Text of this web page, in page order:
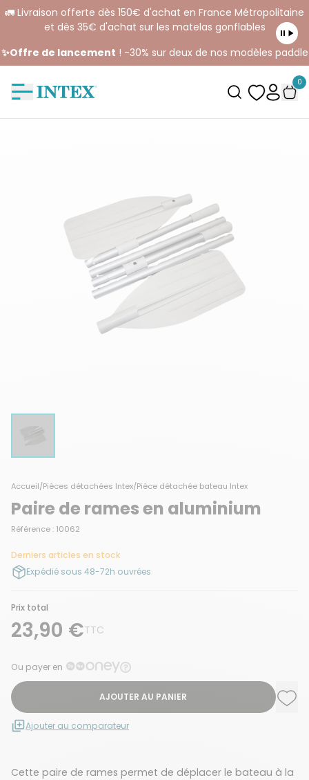
🚛 Livraison offerte dès 150€ d'achat en France Métropolitaine
et dès 35€ d'achat sur les matelas gonflables
✨Offre de lancement ! -30% sur deux de nos modèles paddle
0
Accueil/Pièces détachées Intex/Pièce détachée bateau Intex
Paire de rames en aluminium
Référence : 10062
Derniers articles en stock
Expédié sous 48-72h ouvrées
Prix total
23,90 €TTC
Ou payer en
AJOUTER AU PANIER
Ajouter au comparateur
Cette paire de rames permet de déplacer le bateau à la